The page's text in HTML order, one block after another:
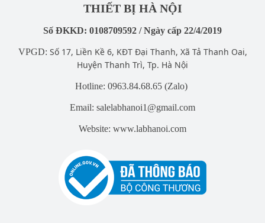
THIẾT BỊ HÀ NỘI
Số ĐKKD: 0108709592 / Ngày cấp 22/4/2019
VPGD: Số 17, Liền Kề 6, KĐT Đại Thanh, Xã Tả Thanh Oai,
Huyện Thanh Trì, Tp. Hà Nội
Hotline: 0963.84.68.65 (Zalo)
Email: salelabhanoi1@gmail.com
Website: www.labhanoi.com